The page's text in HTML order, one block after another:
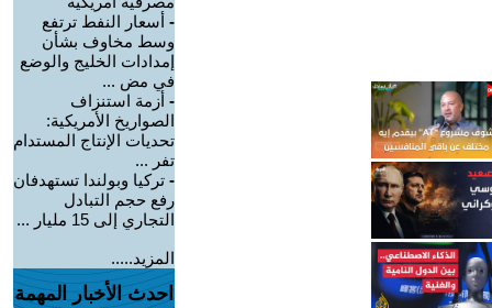
- أسعار النفط ترتفع
وسط مخاوف بشأن
إمدادات الخليج والوضع
في مض ...
- أزمة استنزاف
الصواريخ الأمريكية:
تحديات الإنتاج المستدام
تفر ...
- تركيا وبولندا تستهدفان
رفع حجم التبادل
التجاري إلى 15 مليار ...
المزيد.....
احدث الأخبار المهمة